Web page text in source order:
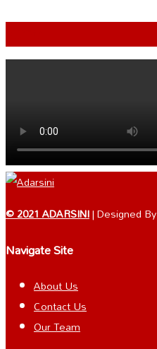
© 2021 ADARSINI| Designed By
Navigate Site
About Us
Contact Us
Our Team